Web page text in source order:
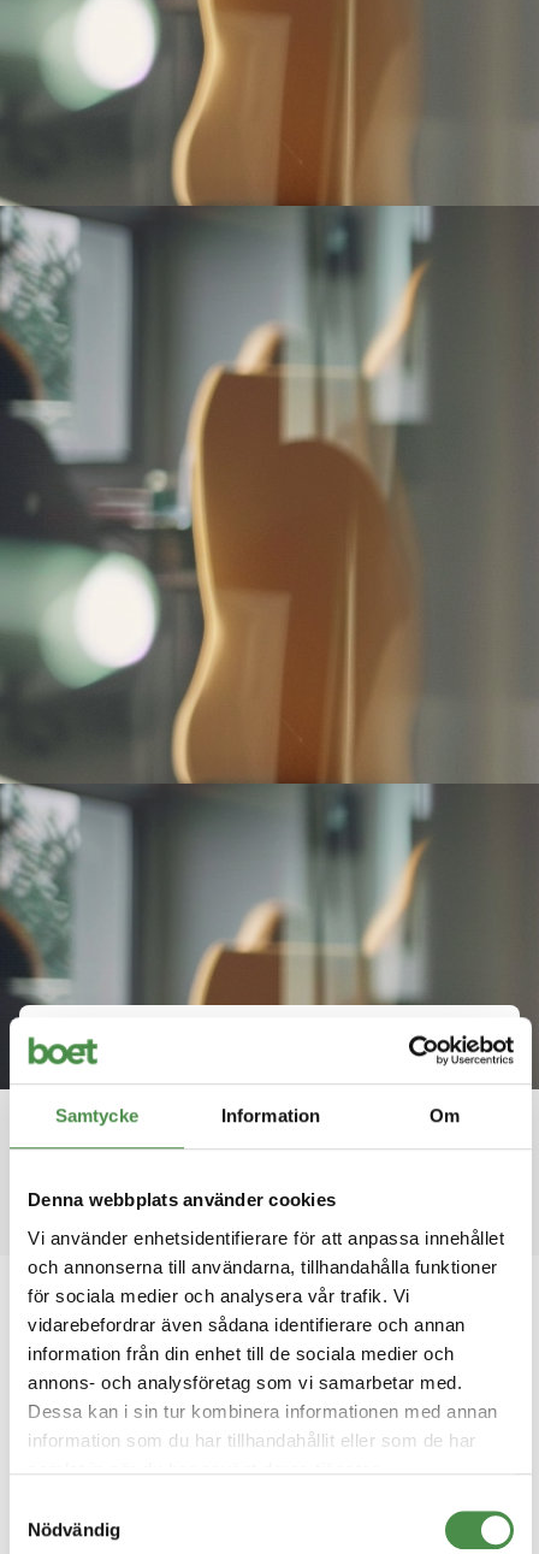
Samtycke Information Om
Denna webbplats använder cookies
Vi använder enhetsidentifierare för att anpassa innehållet
och annonserna till användarna, tillhandahålla funktioner
för sociala medier och analysera vår trafik. Vi
vidarebefordrar även sådana identifierare och annan
information från din enhet till de sociala medier och
annons- och analysföretag som vi samarbetar med.
Dessa kan i sin tur kombinera informationen med annan
information som du har tillhandahållit eller som de har
Nödvändig
från Boet.
2026-06-15
Så arbetar Marks kommun med
Boet